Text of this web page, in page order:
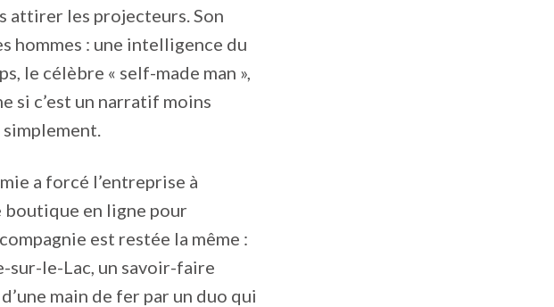
attirer les projecteurs. Son
hommes : une intelligence du
le célèbre « self-made man »,
si c’est un narratif moins
simplement.
a forcé l’entreprise à
boutique en ligne pour
est restée la même :
sur-le-Lac, un savoir-faire
main de fer par un duo qui